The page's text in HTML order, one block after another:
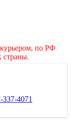
по РФ
страны.
337-4071